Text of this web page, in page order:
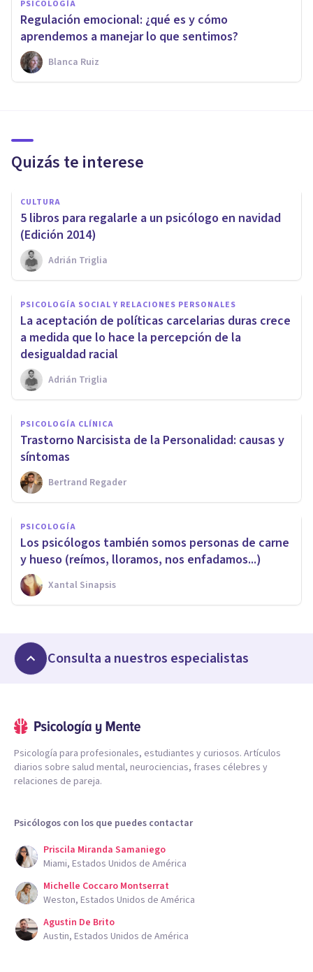
PSICOLOGÍA
Regulación emocional: ¿qué es y cómo
aprendemos a manejar lo que sentimos?
Blanca Ruiz
Quizás te interese
CULTURA
5 libros para regalarle a un psicólogo en navidad
(Edición 2014)
Adrián Triglia
PSICOLOGÍA SOCIAL Y RELACIONES PERSONALES
La aceptación de políticas carcelarias duras crece
a medida que lo hace la percepción de la
desigualdad racial
Adrián Triglia
PSICOLOGÍA CLÍNICA
Trastorno Narcisista de la Personalidad: causas y
síntomas
Bertrand Regader
PSICOLOGÍA
Los psicólogos también somos personas de carne
y hueso (reímos, lloramos, nos enfadamos...)
Xantal Sinapsis
Consulta a nuestros especialistas
Psicología para profesionales, estudiantes y curiosos. Artículos
diarios sobre salud mental, neurociencias, frases célebres y
relaciones de pareja.
Psicólogos con los que puedes contactar
Priscila Miranda Samaniego
Miami, Estados Unidos de América
Michelle Coccaro Montserrat
Weston, Estados Unidos de América
Agustin De Brito
Austin, Estados Unidos de América